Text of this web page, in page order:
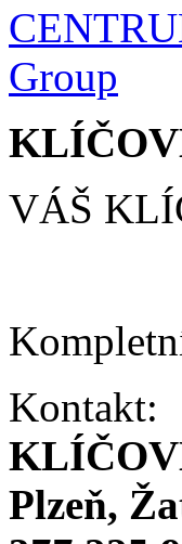
VÁŠ
Kontakt:
Plzeň,